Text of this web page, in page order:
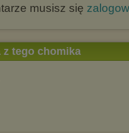
musisz się
tego chomika